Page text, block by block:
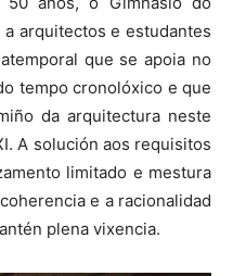
arquitectos e estudantes
que se apoia no
tempo cronolóxico e que
da arquitectura neste
A solución aos requisitos
limitado e mestura
e a racionalidad
plena vixencia.